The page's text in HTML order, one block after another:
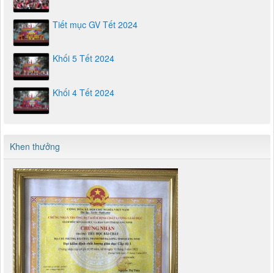
Tiết mục GV Tết 2024
Khối 5 Tết 2024
Khối 4 Tết 2024
Khen thưởng